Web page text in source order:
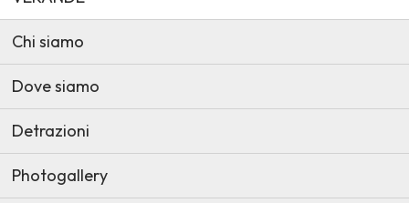
Chi siamo
Dove siamo
Detrazioni
Photogallery